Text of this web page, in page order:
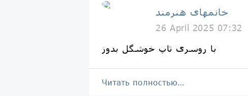
خانمهای هنرمند
26 April 2025 07:32
با روسری تاپ خوشگل بدوز
Читать полностью…